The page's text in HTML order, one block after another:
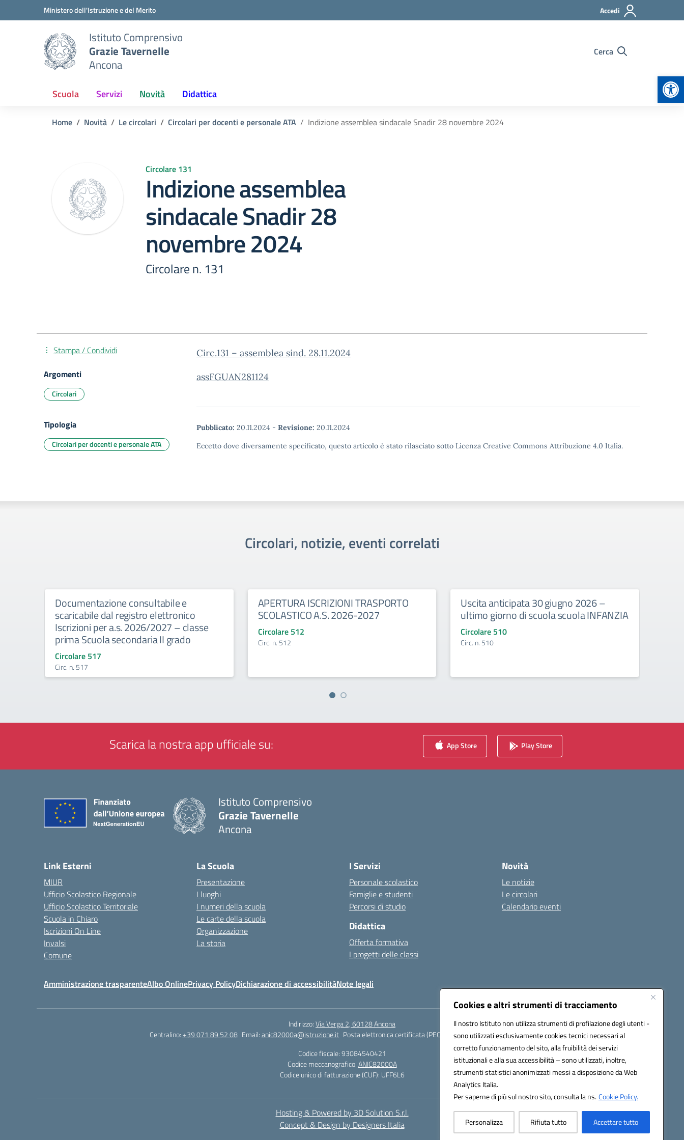
Cookies e altri strumenti di tracciamento
Il nostro Istituto non utilizza strumenti di profilazione degli utenti -
sono utilizzati esclusivamente cookies tecnici necessari al
corretto funzionamento del sito, alla fruibilità dei servizi
istituzionali e alla sua accessibilità – sono utilizzati, inoltre,
strumenti statistici anonimizzati messi a disposizione da Web
Analytics Italia.
Per saperne di più sul nostro sito, consulta la ns.Cookie Policy.
Personalizza Rifiuta tutto Accettare tutto
Vai ai contenuti
Vai al menu di navigazioneMinistero dell'Istruzione e del Merito Accedi
Istituto Comprensivo
Grazie Tavernelle
Ancona
Cerca
Scuola Servizi Novità Didattica
Home Novità Le circolari Circolari per docenti e personale ATA Indizione assemblea sindacale Snadir 28 novembre 2024
Circolare 131
Indizione assemblea
sindacale Snadir 28
novembre 2024
Circolare n. 131
Circ.131 – assemblea sind. 28.11.2024
assFGUAN281124
Pubblicato: 20.11.2024 - Revisione: 20.11.2024
Eccetto dove diversamente specificato, questo articolo è stato rilasciato sotto Licenza Creative Commons Attribuzione 4.0 Italia.
Stampa / Condividi
Argomenti
Circolari
Tipologia
Circolari per docenti e personale ATA
Circolari, notizie, eventi correlati
Documentazione consultabile e
scaricabile dal registro elettronico
Iscrizioni per a.s. 2026/2027 – classe
prima Scuola secondaria II grado
Circolare 517
Circ. n. 517
APERTURA ISCRIZIONI TRASPORTO
SCOLASTICO A.S. 2026-2027
Circolare 512
Circ. n. 512
Uscita anticipata 30 giugno 2026 –
ultimo giorno di scuola scuola INFANZIA
Circolare 510
Circ. n. 510
Scarica la nostra app ufficiale su: App Store Play Store
Istituto Comprensivo
Grazie Tavernelle
Ancona
Link Esterni
MIUR
Ufficio Scolastico Regionale
Ufficio Scolastico Territoriale
Scuola in Chiaro
Iscrizioni On Line
Invalsi
Comune
La Scuola
Presentazione
I luoghi
I numeri della scuola
Le carte della scuola
Organizzazione
La storia
I Servizi
Personale scolastico
Famiglie e studenti
Percorsi di studio
Didattica
Offerta formativa
I progetti delle classi
Novità
Le notizie
Le circolari
Calendario eventi
Amministrazione trasparenteAlbo OnlinePrivacy PolicyDichiarazione di accessibilitàNote legali
Indirizzo:Via Verga 2, 60128 Ancona
Centralino:+39 071 89 52 08 Email:anic82000a@istruzione.it Posta elettronica certificata (PEC):
anic82000a@pec.istruzione.it
Codice fiscale: 93084540421
Codice meccanografico:ANIC82000A
Codice unico di fatturazione (CUF): UFF6L6
Hosting & Powered by 3D Solution S.r.l.
Concept & Design by Designers Italia